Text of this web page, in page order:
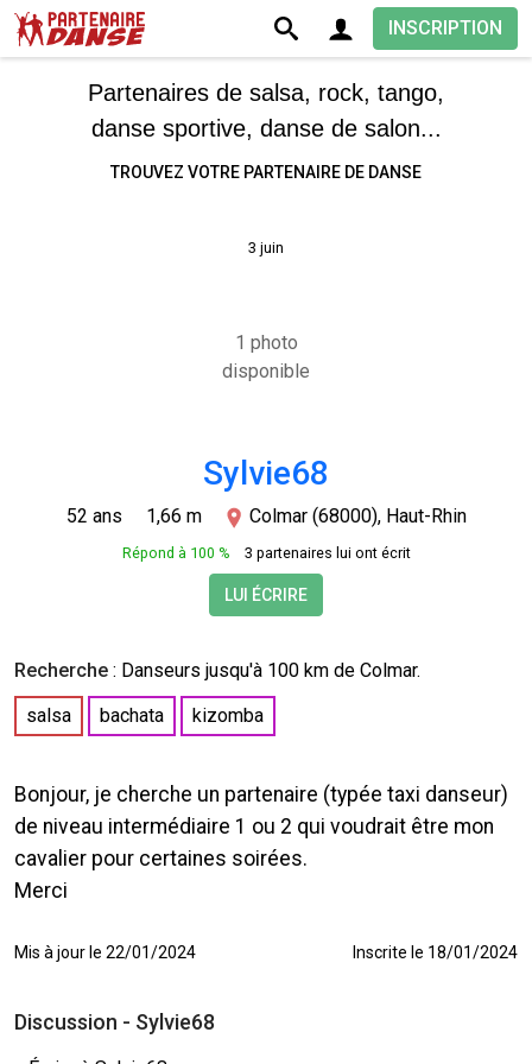
INSCRIPTION
Partenaires de salsa, rock, tango,
danse sportive, danse de salon...
TROUVEZ VOTRE PARTENAIRE DE DANSE
3 juin
1 photo
disponible
Sylvie68
52 ans 1,66 m Colmar (68000), Haut-Rhin
Répond à 100 % 3 partenaires lui ont écrit
LUI ÉCRIRE
Recherche : Danseurs jusqu'à 100 km de Colmar.
salsa
bachata kizomba
Bonjour, je cherche un partenaire (typée taxi danseur)
de niveau intermédiaire 1 ou 2 qui voudrait être mon
cavalier pour certaines soirées.
Merci
Mis à jour le 22/01/2024 Inscrite le 18/01/2024
Discussion - Sylvie68